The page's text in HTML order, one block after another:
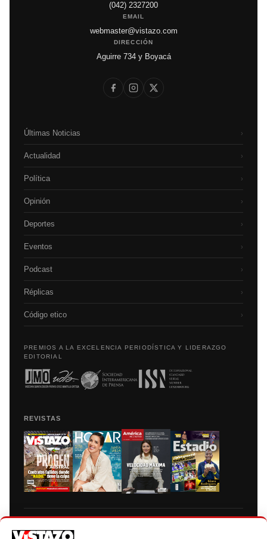
(042) 2327200
EMAIL
webmaster@vistazo.com
DIRECCIÓN
Aguirre 734 y Boyacá
Últimas Noticias ›
Actualidad ›
Política ›
Opinión ›
Deportes ›
Eventos ›
Podcast ›
Réplicas ›
Código etico ›
PREMIOS A LA EXCELENCIA PERIODÍSTICA Y LIDERAZGO
EDITORIAL
REVISTAS
autorización escrita de su titular, de todos los contenidos de Vistazo.com.